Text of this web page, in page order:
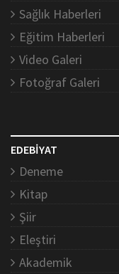
Sağlık Haberleri
Eğitim Haberleri
Video Galeri
Fotoğraf Galeri
EDEBİYAT
Deneme
Kitap
Şiir
Eleştiri
Akademik